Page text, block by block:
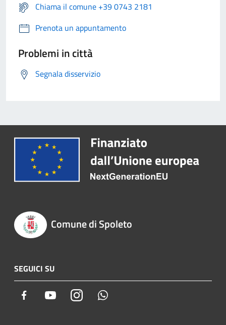
Chiama il comune +39 0743 2181
Prenota un appuntamento
Problemi in città
Segnala disservizio
Comune di Spoleto
SEGUICI SU
Facebook YoutubeInstagram